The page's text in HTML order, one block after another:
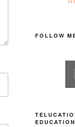
FOLLOW
EDUCATION